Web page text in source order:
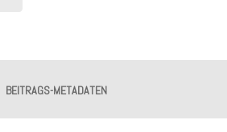
BEITRAGS-METADATEN